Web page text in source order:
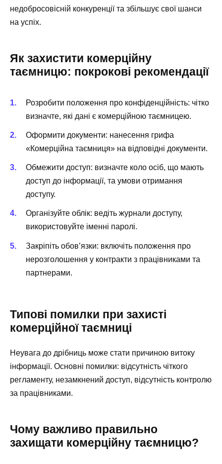
недобросовісній конкуренції та збільшує свої шанси
на успіх.
Як захистити комерційну
таємницю: покрокові рекомендації
Розробити положення про конфіденційність: чітко
визначте, які дані є комерційною таємницею.
Оформити документи: нанесення грифа
«Комерційна таємниця» на відповідні документи.
Обмежити доступ: визначте коло осіб, що мають
доступ до інформації, та умови отримання
доступу.
Організуйте облік: ведіть журнали доступу,
використовуйте іменні паролі.
Закріпіть обов’язки: включіть положення про
нерозголошення у контракти з працівниками та
партнерами.
Типові помилки при захисті
комерційної таємниці
Неувага до дрібниць може стати причиною витоку
інформації. Основні помилки: відсутність чіткого
регламенту, незамкнений доступ, відсутність контролю
за працівниками.
Чому важливо правильно
захищати комерційну таємницю?